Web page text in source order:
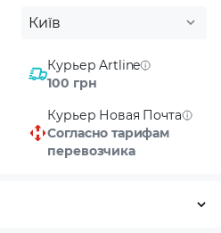
Київ
Курьер Artline
100 грн
Курьер Новая Почта
Согласно тарифам
перевозчика